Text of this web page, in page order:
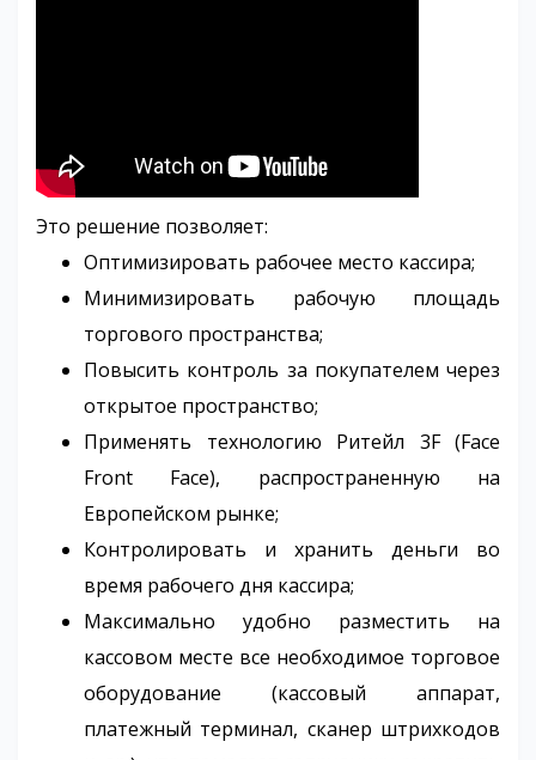
Это решение позволяет:
Оптимизировать рабочее место кассира;
Минимизировать рабочую площадь
торгового пространства;
Повысить контроль за покупателем через
открытое пространство;
Применять технологию Ритейл 3F (Face
Front Face), распространенную на
Европейском рынке;
Контролировать и хранить деньги во
время рабочего дня кассира;
Максимально удобно разместить на
кассовом месте все необходимое торговое
оборудование (кассовый аппарат,
платежный терминал, сканер штрихкодов